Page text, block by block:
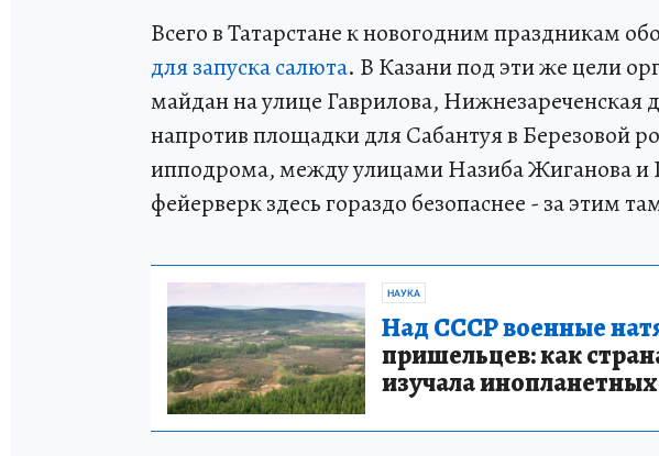
Всего в Татарстане к новогодним праздникам
для запуска салюта. В Казани под эти же цели
майдан на улице Гаврилова, Нижнезареченская
напротив площадки для Сабантуя в Березовой
ипподрома, между улицами Назиба Жиганова и
фейерверк здесь гораздо безопаснее - за этим
НАУКА
Над СССР военные
пришельцев: как
изучала